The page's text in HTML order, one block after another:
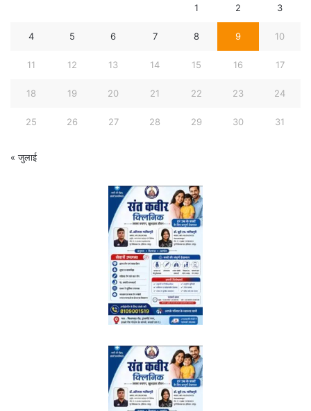
1 2 3
4 5 6 7 8 9 10
11 12 13 14 15 16 17
18 19 20 21 22 23 24
25 26 27 28 29 30 31
« जुलाई